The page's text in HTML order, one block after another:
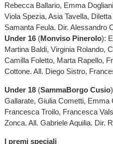
Rebecca Ballario, Emma
Viola Spezia, Asia Tavella,
Samanta Feula. Dir. Alessandro
Under 16 (Monviso Pinerolo):
Martina Baldi, Virginia Rolando,
Camilla Foletto, Marta Rapello,
Cottone. All. Diego Sistro,
Under 18(SammaBorgo Cusio
Gallarate, Giulia Cometti, Emma
Francesca Troilo, Francesca
Zonca. All. Gabriele Aquilia. Dir.
I premi speciali